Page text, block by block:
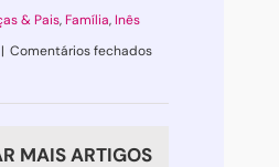
& Pais, Família, Inês
| Comentários fechadosem
MAIS ARTIGOS